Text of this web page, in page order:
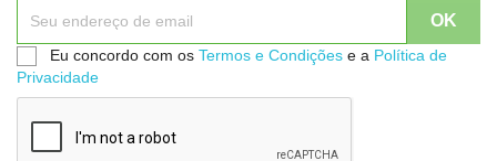
Eu concordo com os Termos e Condições e a Política de
Privacidade